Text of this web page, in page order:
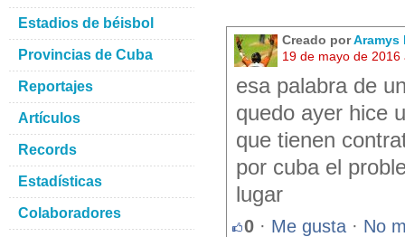
Creado porAramys
19 de mayo de
esa palabra de
quedo ayer hice
que tienen
por cuba el
lugar
0 · Me gusta · No
Estadios de béisbol
Provincias de Cuba
Reportajes
Artículos
Records
Estadísticas
Colaboradores